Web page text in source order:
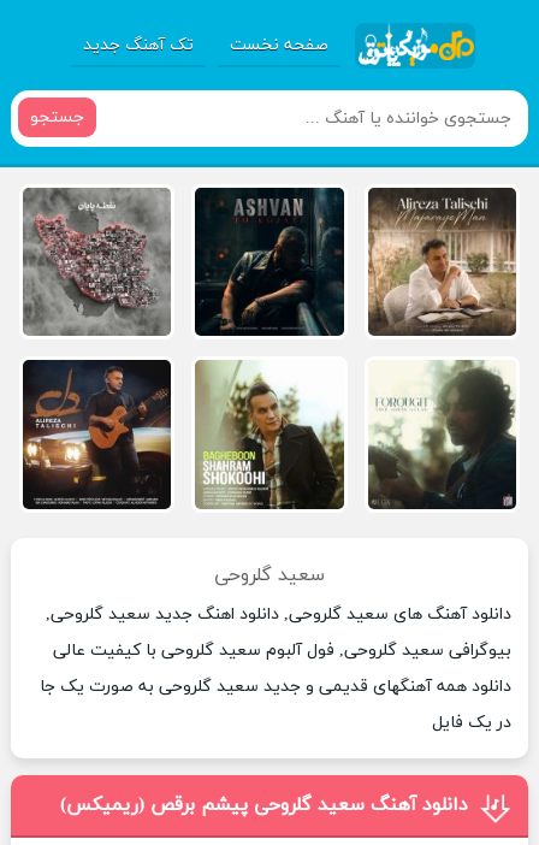
صفحه نخست تک آهنگ جدید
جستجو
سعید گلروحی
دانلود آهنگ های سعید گلروحی, دانلود اهنگ جدید سعید گلروحی,
بیوگرافی سعید گلروحی, فول آلبوم سعید گلروحی با کیفیت عالی
دانلود همه آهنگهای قدیمی و جدید سعید گلروحی به صورت یک جا
در یک فایل
دانلود آهنگ سعید گلروحی پیشم برقص (ریمیکس)